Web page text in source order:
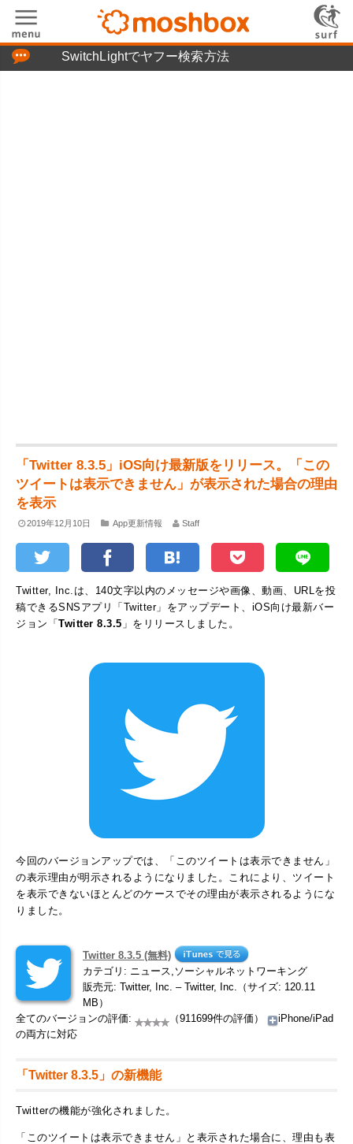
SwitchLightでヤフー検索方法
「Twitter 8.3.5」iOS向け最新版をリリース。「この
ツイートは表示できません」が表示された場合の理由
を表示
2019年12月10日 App更新情報 Staff
Twitter, Inc.は、140文字以内のメッセージや画像、動画、URLを投
稿できるSNSアプリ「Twitter」をアップデート、iOS向け最新バー
ジョン「Twitter 8.3.5 」をリリースしました。
今回のバージョンアップでは、「このツイートは表示できません」
の表示理由が明示されるようになりました。これにより、ツイート
を表示できないほとんどのケースでその理由が表示されるようにな
りました。
Twitter 8.3.5 (無料)
カテゴリ: ニュース,ソーシャルネットワーキング
販売元: Twitter, Inc. – Twitter, Inc.（サイズ: 120.11
MB）
全てのバージョンの評価:
（911699件の評価）
iPhone/iPad
の両方に対応
「Twitter 8.3.5」の新機能
Twitterの機能が強化されました。
「このツイートは表示できません」と表示された場合に、理由も表
「つぶやき」の使い方